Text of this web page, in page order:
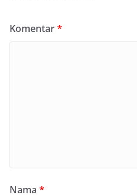
Komentar*
Nama *